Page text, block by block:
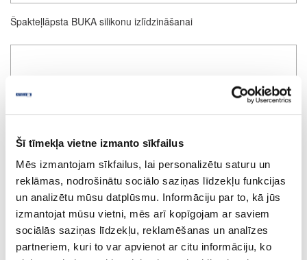
Šī tīmekļa vietne izmanto sīkfailus
Mēs izmantojam sīkfailus, lai personalizētu saturu un
reklāmas, nodrošinātu sociālo saziņas līdzekļu funkcijas
un analizētu mūsu datplūsmu. Informāciju par to, kā jūs
izmantojat mūsu vietni, mēs arī kopīgojam ar saviem
sociālās saziņas līdzekļu, reklamēšanas un analīzes
partneriem, kuri to var apvienot ar citu informāciju, ko
Špakteļlāpsta BUKA silikonu izlīdzināšanai